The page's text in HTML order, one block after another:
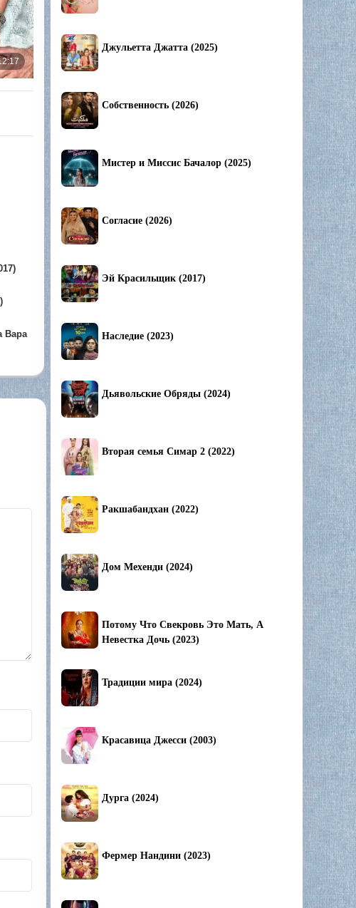
Вара
Джульетта Джатта (2025)
Собственность (2026)
Мистер и Миссис Бачалор (2025)
Согласие (2026)
Эй Красильщик (2017)
Наследие (2023)
Дьявольские Обряды (2024)
Вторая семья Симар 2 (2022)
Ракшабандхан (2022)
Дом Мехенди (2024)
Потому Что Свекровь Это Мать, А
Невестка Дочь (2023)
Традиции мира (2024)
Красавица Джесси (2003)
Дурга (2024)
Фермер Нандини (2023)